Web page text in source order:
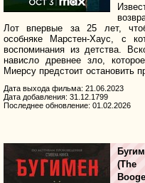
Лот впервые за 25 лет,
особняке Марстен-Хаус, с
воспоминания из детства.
нависло древнее зло,
Миерсу предстоит остановить
Дата выхода фильма: 21.06.2023
Дата добавления: 31.12.1799
Последнее обновление: 01.02.2026
(The